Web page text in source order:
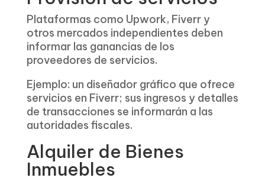
Plataformas como Upwork, Fiverr y
otros mercados independientes deben
informar las ganancias de los
proveedores de servicios.
Ejemplo: un diseñador gráfico que ofrece
servicios en Fiverr; sus ingresos y detalles
de transacciones se informarán a las
autoridades fiscales.
Alquiler de Bienes
Inmuebles